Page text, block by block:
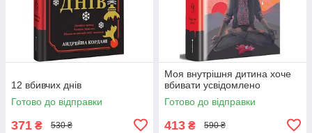
12 вбивчих днів
Готово до відправки
371 ₴ 530 ₴
Моя внутрішня дитина хоче
вбивати усвідомлено
Готово до відправки
413 ₴ 590 ₴